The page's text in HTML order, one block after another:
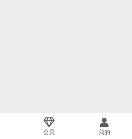
会员 我的